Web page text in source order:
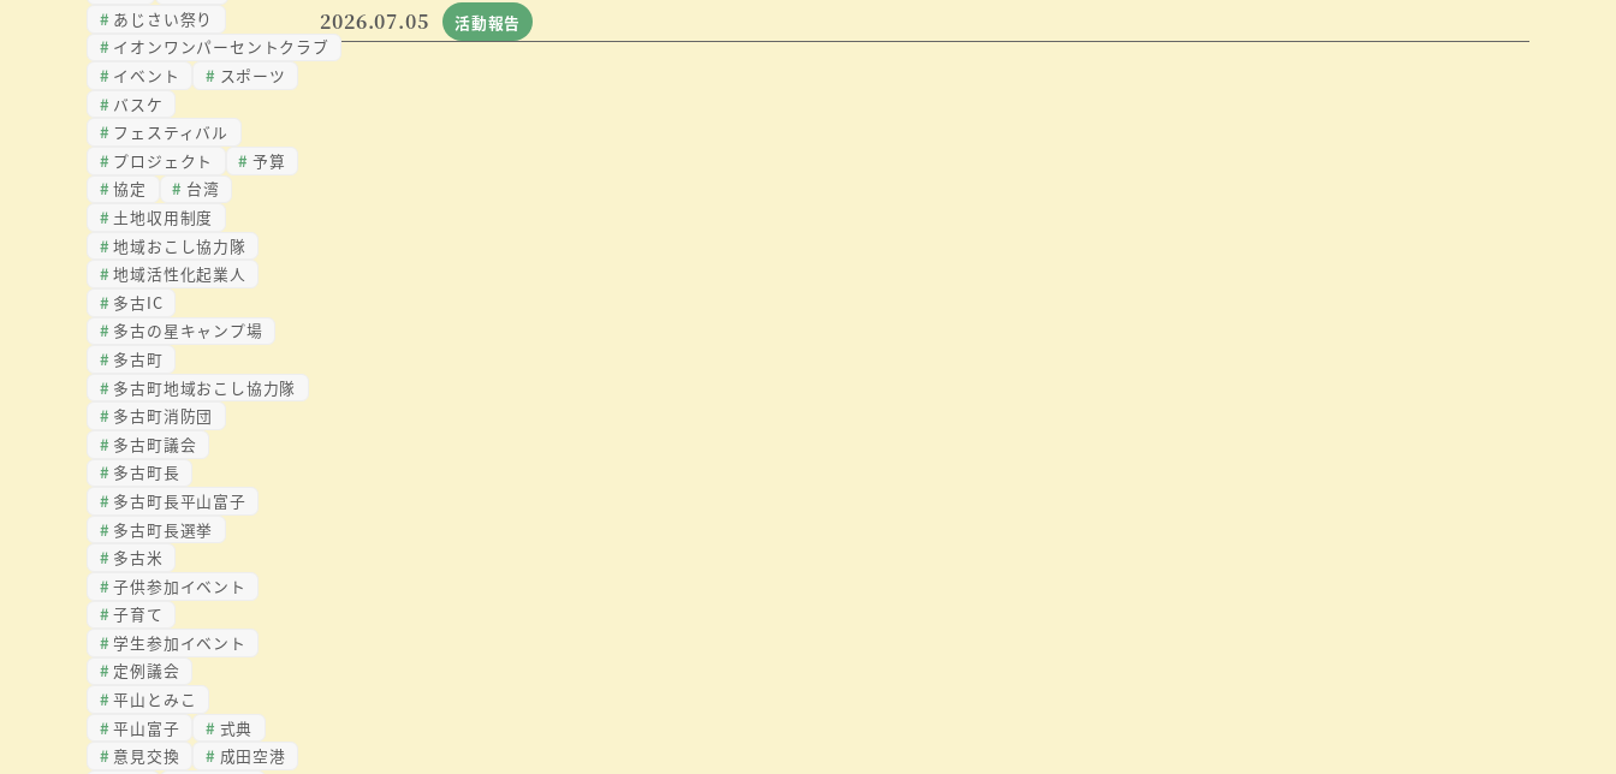
2026.07.05 活動報告
あじさい祭り
イオンワンパーセントクラブ
イベント
スポーツ
バスケ
フェスティバル
プロジェクト
予算
協定
台湾
土地収用制度
地域おこし協力隊
地域活性化起業人
多古IC
多古の星キャンプ場
多古町
多古町地域おこし協力隊
多古町消防団
多古町議会
多古町長
多古町長平山富子
多古町長選挙
多古米
子供参加イベント
子育て
学生参加イベント
定例議会
平山とみこ
平山富子
式典
意見交換
成田空港